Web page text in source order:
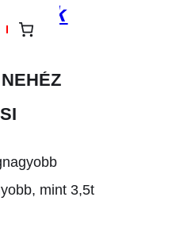
mint 3,5t